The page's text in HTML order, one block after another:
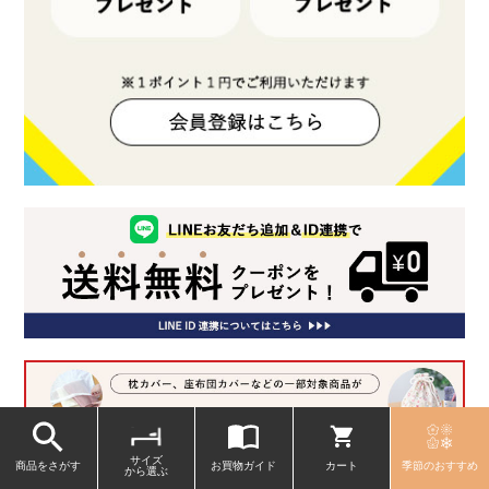
商品をさがす
サイズ
から選ぶ
お買物ガイド カート 季節のおすすめ